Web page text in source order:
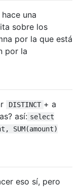
hace una
sobre los
por la que está
por la
DISTINCT + a
así: select
SUM(amount)
eso sí, pero